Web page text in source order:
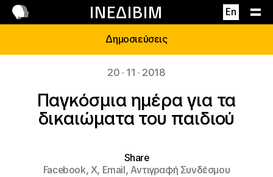
ΙΝΕΔΙΒΙΜ En
Επικοινωνία
Δημοσιεύσεις
20 · 11 · 2018
Παγκόσμια ημέρα για τα
δικαιώματα του παιδιού
Share
Facebook,X, Email,Αντιγραφή Συνδέσμου